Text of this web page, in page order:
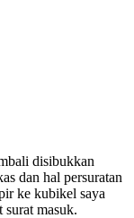
disibukkan
dan hal persuratan
ke kubikel saya
surat masuk.